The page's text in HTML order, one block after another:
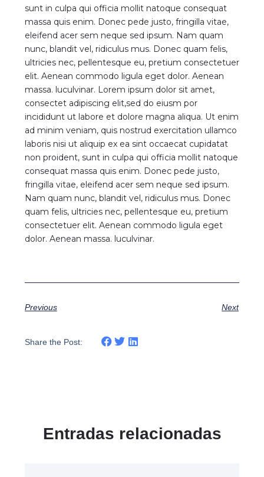
sunt in culpa qui officia mollit natoque consequat
massa quis enim. Donec pede justo, fringilla vitae,
eleifend acer sem neque sed ipsum. Nam quam
nunc, blandit vel, ridiculus mus. Donec quam felis,
ultricies nec, pellentesque eu, pretium consectetuer
elit. Aenean commodo ligula eget dolor. Aenean
massa. luculvinar. Lorem ipsum dolor sit amet,
consectet adipiscing elit,sed do eiusm por
incididunt ut labore et dolore magna aliqua. Ut enim
ad minim veniam, quis nostrud exercitation ullamco
laboris nisi ut aliquip ex ea sint occaecat cupidatat
non proident, sunt in culpa qui officia mollit natoque
consequat massa quis enim. Donec pede justo,
fringilla vitae, eleifend acer sem neque sed ipsum.
Nam quam nunc, blandit vel, ridiculus mus. Donec
quam felis, ultricies nec, pellentesque eu, pretium
consectetuer elit. Aenean commodo ligula eget
dolor. Aenean massa. luculvinar.
Previous Next
Share the Post:
Entradas relacionadas